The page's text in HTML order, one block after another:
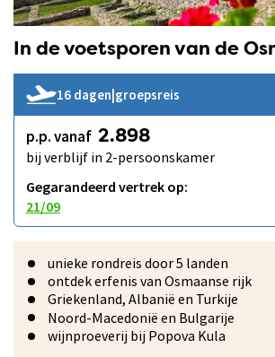
In de voetsporen van de
16 dagen|groepsreis
p.p. vanaf 2.898
bij verblijf in 2-persoonskamer
Gegarandeerd vertrek op:
21/09
unieke rondreis door 5 landen
ontdek erfenis van Osmaanse rijk
Griekenland, Albanië en Turkije
Noord-Macedonië en Bulgarije
wijnproeverij bij Popova Kula